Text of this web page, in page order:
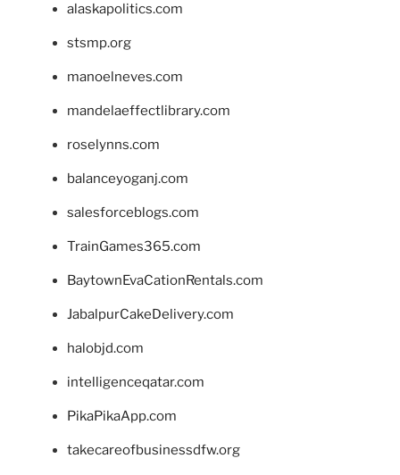
alaskapolitics.com
stsmp.org
manoelneves.com
mandelaeffectlibrary.com
roselynns.com
balanceyoganj.com
salesforceblogs.com
TrainGames365.com
BaytownEvaCationRentals.com
JabalpurCakeDelivery.com
halobjd.com
intelligenceqatar.com
PikaPikaApp.com
takecareofbusinessdfw.org